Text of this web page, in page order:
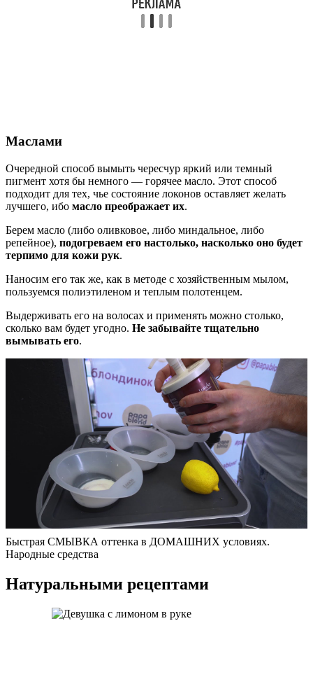
Маслами
Очередной способ вымыть чересчур яркий или темный
пигмент хотя бы немного — горячее масло. Этот способ
подходит для тех, чье состояние локонов оставляет желать
лучшего, ибо масло преображает их.
Берем масло (либо оливковое, либо миндальное, либо
репейное), подогреваем его настолько, насколько оно будет
терпимо для кожи рук.
Наносим его так же, как в методе с хозяйственным мылом,
пользуемся полиэтиленом и теплым полотенцем.
Выдерживать его на волосах и применять можно столько,
сколько вам будет угодно. Не забывайте тщательно
вымывать его.
Быстрая СМЫВКА оттенка в ДОМАШНИХ условиях.
Народные средства
Натуральными рецептами